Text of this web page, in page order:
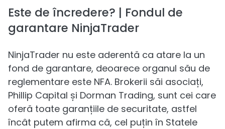
Este de încredere? | Fondul de
garantare NinjaTrader
NinjaTrader nu este aderentă ca atare la un
fond de garantare, deoarece organul său de
reglementare este NFA. Brokerii săi asociați,
Phillip Capital și Dorman Trading, sunt cei care
oferă toate garanțiile de securitate, astfel
încât putem afirma că, cel puțin în Statele